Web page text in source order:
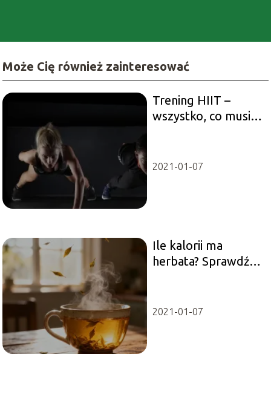
Może Cię również zainteresować
Trening HIIT –
wszystko, co musisz
2021-01-07
Ile kalorii ma
herbata? Sprawdź
2021-01-07